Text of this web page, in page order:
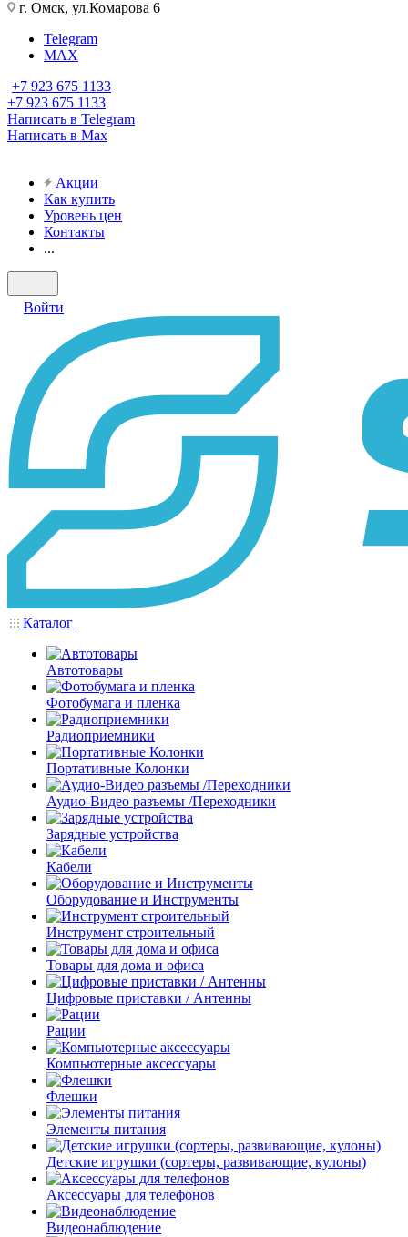
г. Омск, ул.Комарова 6
Telegram
MAX
+7 923 675 1133
+7 923 675 1133
Написать в Telegram
Написать в Max
Акции
Как купить
Уровень цен
Контакты
...
Войти
Каталог
Автотовары
Фотобумага и пленка
Радиоприемники
Портативные Колонки
Аудио-Видео разъемы /Переходники
Зарядные устройства
Кабели
Оборудование и Инструменты
Инструмент строительный
Товары для дома и офиса
Цифровые приставки / Антенны
Рации
Компьютерные аксессуары
Флешки
Элементы питания
Детские игрушки (сортеры, развивающие, кулоны)
Аксессуары для телефонов
Видеонаблюдение